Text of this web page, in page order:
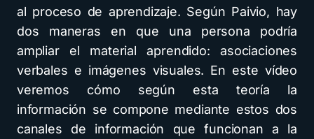
al proceso de aprendizaje. Según Paivio, hay
dos maneras en que una persona podría
ampliar el material aprendido: asociaciones
verbales e imágenes visuales. En este vídeo
veremos cómo según esta teoría la
información se compone mediante estos dos
canales de información que funcionan a la